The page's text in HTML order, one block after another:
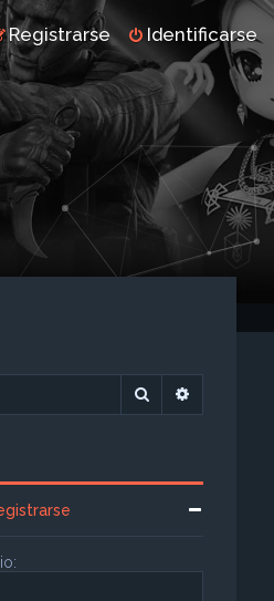
Identificarse
Registrarse
Buscar